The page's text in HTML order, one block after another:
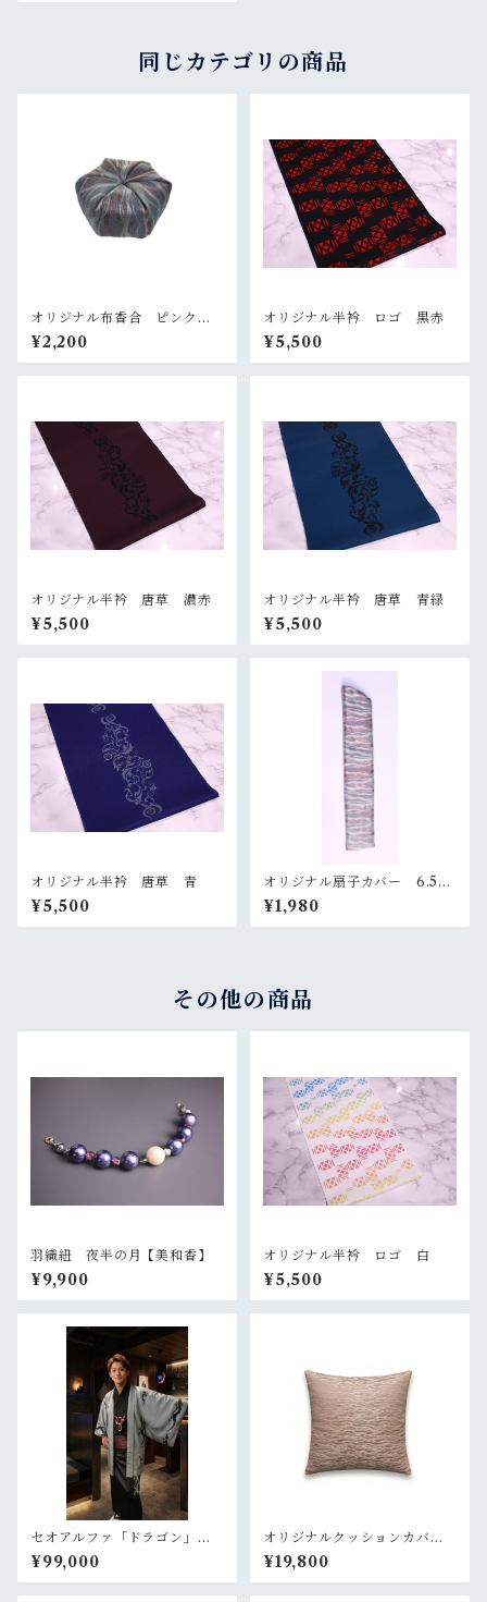
同じカテゴリの商品
オリジナル布香合 ピンクグ
レー
¥2,200
オリジナル半衿 ロゴ 黒赤
¥5,500
オリジナル半衿 唐草 濃赤
¥5,500
オリジナル半衿 唐草 青緑
¥5,500
オリジナル半衿 唐草 青
¥5,500
オリジナル扇子カバー 6.5
寸 ピンクグレー×オレンジ
¥1,980
その他の商品
羽織紐 夜半の月【美和香】
¥9,900
オリジナル半衿 ロゴ 白
¥5,500
セオアルファ「ドラゴン」グ
レー【メンズ 羽織 プレ
タ 仕立て上がり】
¥99,000
オリジナルクッションカバ
ー ピンク
¥19,800